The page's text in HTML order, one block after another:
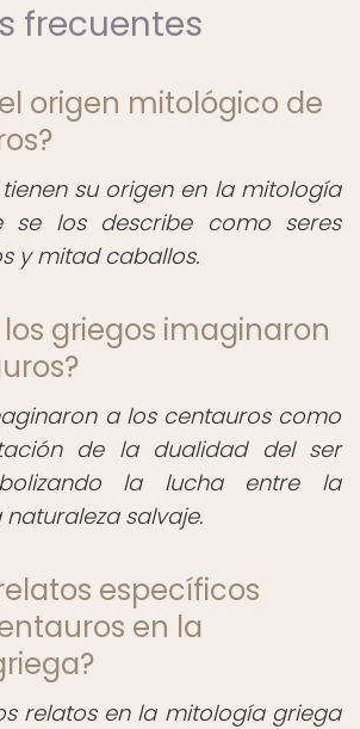
frecuentes
el origen mitológico de
su origen en la mitología
se los describe como seres
y mitad caballos.
los griegos imaginaron
a los centauros como
de la dualidad del ser
la lucha entre la
salvaje.
específicos
en la
relatos en la mitología griega